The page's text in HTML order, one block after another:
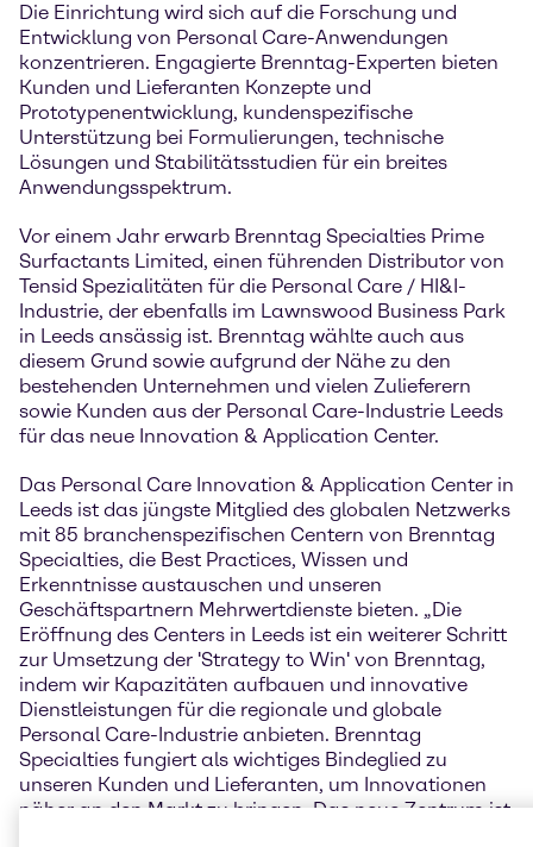
Die Einrichtung wird sich auf die Forschung und
Entwicklung von Personal Care-Anwendungen
konzentrieren. Engagierte Brenntag-Experten bieten
Kunden und Lieferanten Konzepte und
Prototypenentwicklung, kundenspezifische
Unterstützung bei Formulierungen, technische
Lösungen und Stabilitätsstudien für ein breites
Anwendungsspektrum.
Vor einem Jahr erwarb Brenntag Specialties Prime
Surfactants Limited, einen führenden Distributor von
Tensid Spezialitäten für die Personal Care / HI&I-
Industrie, der ebenfalls im Lawnswood Business Park
in Leeds ansässig ist. Brenntag wählte auch aus
diesem Grund sowie aufgrund der Nähe zu den
bestehenden Unternehmen und vielen Zulieferern
sowie Kunden aus der Personal Care-Industrie Leeds
für das neue Innovation & Application Center.
Das Personal Care Innovation & Application Center in
Leeds ist das jüngste Mitglied des globalen Netzwerks
mit 85 branchenspezifischen Centern von Brenntag
Specialties, die Best Practices, Wissen und
Erkenntnisse austauschen und unseren
Geschäftspartnern Mehrwertdienste bieten. „Die
Eröffnung des Centers in Leeds ist ein weiterer Schritt
zur Umsetzung der 'Strategy to Win' von Brenntag,
indem wir Kapazitäten aufbauen und innovative
Dienstleistungen für die regionale und globale
Personal Care-Industrie anbieten. Brenntag
Specialties fungiert als wichtiges Bindeglied zu
unseren Kunden und Lieferanten, um Innovationen
näher an den Markt zu bringen. Das neue Zentrum ist